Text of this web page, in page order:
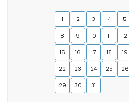
1 2 3 4 5
8 9 10 11 12
15 16 17 18 19
22 23 24 25 26
29 30 31